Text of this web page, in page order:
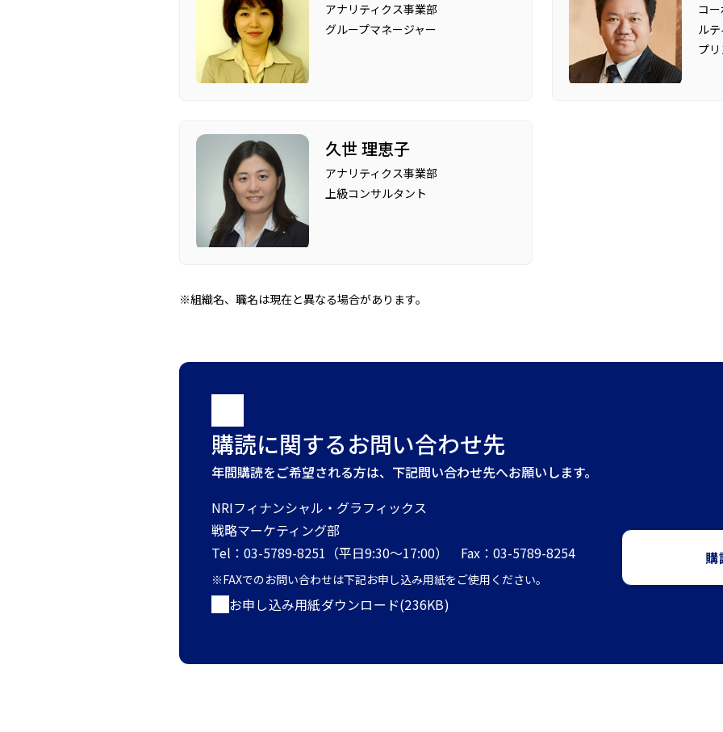
アナリティクス事業部
グループマネージャー
コ
ル
プ
久世 理恵子
アナリティクス事業部
上級コンサルタント
※組織名、職名は現在と異なる場合があります。
購読に関するお問い合わせ先
年間購読をご希望される方は、下記問い合わせ先へお願いします。
NRIフィナンシャル・グラフィックス
戦略マーケティング部
Tel：03-5789-8251（平日9:30～17:00） Fax：03-5789-8254
※FAXでのお問い合わせは下記お申し込み用紙をご使用ください。
お申し込み用紙ダウンロード(236KB)
購